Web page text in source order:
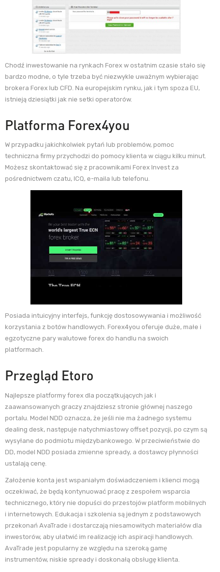
Chodź inwestowanie na rynkach Forex w ostatnim czasie stało się
bardzo modne, o tyle trzeba być niezwykle uważnym wybierając
brokera Forex lub CFD. Na europejskim rynku, jak i tym spoza EU,
istnieją dziesiątki jak nie setki operatorów.
Platforma Forex4you
W przypadku jakichkolwiek pytań lub problemów, pomoc
techniczna firmy przychodzi do pomocy klienta w ciągu kilku minut.
Możesz skontaktować się z pracownikami Forex Invest za
pośrednictwem czatu, ICQ, e-maila lub telefonu.
Posiada intuicyjny interfejs, funkcję dostosowywania i możliwość
korzystania z botów handlowych. Forex4you oferuje duże, małe i
egzotyczne pary walutowe forex do handlu na swoich
platformach.
Przegląd Etoro
Najlepsze platformy forex dla początkujących jak i
zaawansowanych graczy znajdziesz stronie głównej naszego
portalu. Model NDD oznacza, że jeśli nie ma żadnego systemu
dealing desk, następuje natychmiastowy offset pozycji, po czym są
wysyłane do podmiotu międzybankowego. W przeciwieństwie do
DD, model NDD posiada zmienne spready, a dostawcy płynności
ustalają cenę.
Założenie konta jest wspaniałym doświadczeniem i klienci mogą
oczekiwać, że będą kontynuować pracę z zespołem wsparcia
technicznego, który nie dopuści do przestojów platform mobilnych
i internetowych. Edukacja i szkolenia są jednym z podstawowych
przekonań AvaTrade i dostarczają niesamowitych materiałów dla
inwestorów, aby ułatwić im realizację ich aspiracji handlowych.
AvaTrade jest popularny ze względu na szeroką gamę
instrumentów, niskie spready i doskonałą obsługę klienta.